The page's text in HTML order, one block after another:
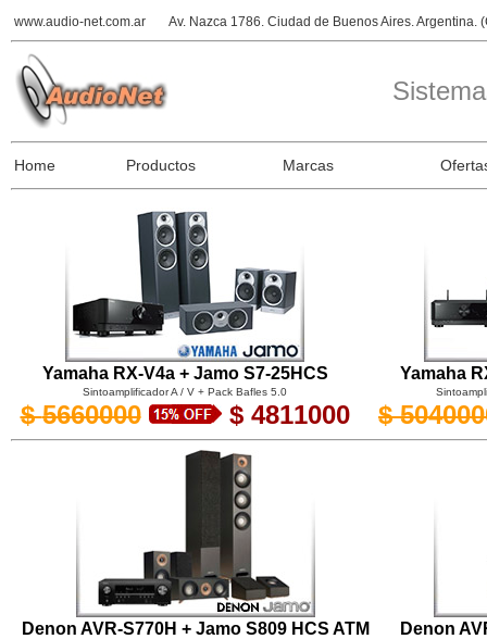
www.audio-net.com.ar Av. Nazca 1786. Ciudad de Buenos Aires. Argentina.
Home Productos Marcas
Yamaha RX-V4a + Jamo S7-25HCS Yamaha
Sintoamplificador A / V + Pack Bafles 5.0
$5660000 $ 4811000 $
Denon AVR-S770H + Jamo S809 HCS ATM Denon